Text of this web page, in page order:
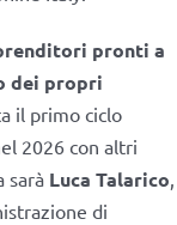
pronti a
dei propri
il primo ciclo
2026 con altri
sarà Luca Talarico,
di